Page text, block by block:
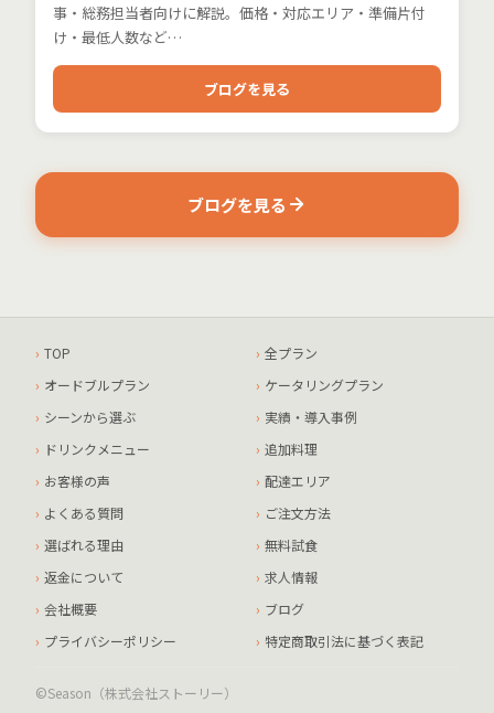
事・総務担当者向けに解説。価格・対応エリア・準備片付
け・最低人数など…
ブログを見る
ブログを見る
TOP
全プラン
オードブルプラン
ケータリングプラン
シーンから選ぶ
実績・導入事例
ドリンクメニュー
追加料理
お客様の声
配達エリア
よくある質問
ご注文方法
選ばれる理由
無料試食
返金について
求人情報
会社概要
ブログ
プライバシーポリシー
特定商取引法に基づく表記
©Season（株式会社ストーリー）